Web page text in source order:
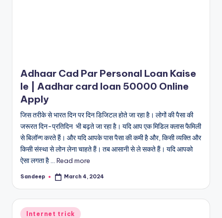
Adhaar Cad Par Personal Loan Kaise
le | Aadhar card loan 50000 Online
Apply
जिस तरीके से भारत दिन पर दिन डिजिटल होते जा रहा है। लोगों की पैसा की
जरूरत दिन-प्रतिदिन भी बढ़ते जा रहा है। यदि आप एक मिडिल क्लास फैमिली
से बिलॉन्ग करते हैं। और यदि आपके पास पैसा की कमी है और, किसी व्यक्ति और
किसी संस्था से लोन लेना चाहते हैं। तब आसानी से ले सकते हैं। यदि आपको
ऐसा लगता है ... Read more
Posted
Sandeep March 4, 2024
Posted
Internet trick